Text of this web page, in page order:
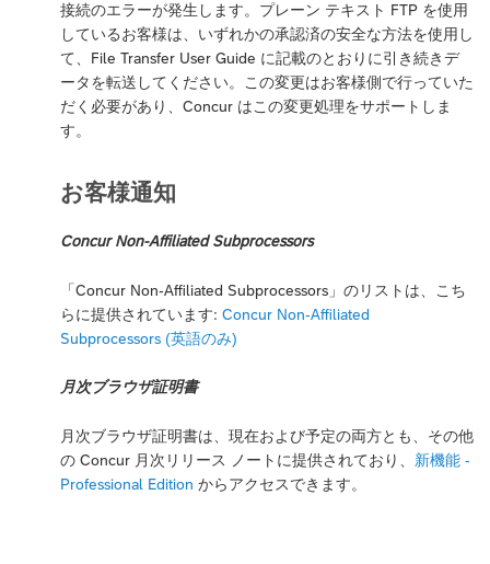
接続のエラーが発生します。プレーン テキスト FTP を使用
しているお客様は、いずれかの承認済の安全な方法を使用し
て、File Transfer User Guide に記載のとおりに引き続きデ
ータを転送してください。この変更はお客様側で行っていた
だく必要があり、Concur はこの変更処理をサポートしま
す。
お客様通知
Concur Non-Affiliated Subprocessors
「Concur Non-Affiliated Subprocessors」のリストは、こち
らに提供されています: Concur Non-Affiliated
Subprocessors (英語のみ)
月次ブラウザ証明書
月次ブラウザ証明書は、現在および予定の両方とも、その他
の Concur 月次リリース ノートに提供されており、 新機能 -
Professional Edition からアクセスできます。